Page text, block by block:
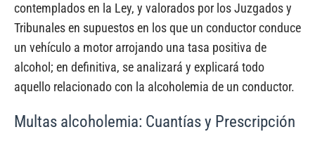
contemplados en la Ley, y valorados por los Juzgados y
Tribunales en supuestos en los que un conductor conduce
un vehículo a motor arrojando una tasa positiva de
alcohol; en definitiva, se analizará y explicará todo
aquello relacionado con la alcoholemia de un conductor.
Multas alcoholemia: Cuantías y Prescripción